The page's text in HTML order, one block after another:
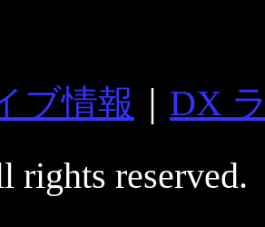
ブ情報
DX
rights reserved.